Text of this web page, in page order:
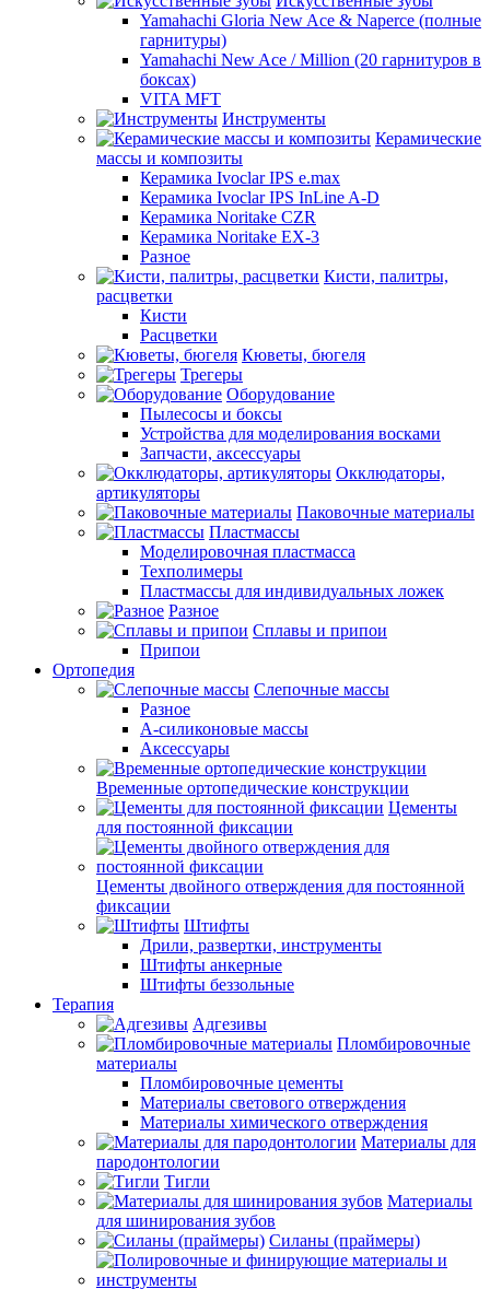
Yamahachi Gloria New Ace & Naperce (полные
гарнитуры)
Yamahachi New Ace / Million (20 гарнитуров в
боксах)
VITA MFT
Инструменты
Керамические
массы и композиты
Керамика Ivoclar IPS e.max
Керамика Ivoclar IPS InLine A-D
Керамика Noritake CZR
Керамика Noritake EX-3
Разное
Кисти, палитры,
расцветки
Кисти
Расцветки
Кюветы, бюгеля
Трегеры
Оборудование
Пылесосы и боксы
Устройства для моделирования восками
Запчасти, аксессуары
Окклюдаторы,
артикуляторы
Паковочные материалы
Пластмассы
Моделировочная пластмасса
Техполимеры
Пластмассы для индивидуальных ложек
Разное
Сплавы и припои
Припои
Ортопедия
Слепочные массы
Разное
А-силиконовые массы
Аксессуары
Временные ортопедические конструкции
Цементы
для постоянной фиксации
Цементы двойного отверждения для постоянной
фиксации
Штифты
Дрили, развертки, инструменты
Штифты анкерные
Штифты беззольные
Терапия
Адгезивы
Пломбировочные
материалы
Пломбировочные цементы
Материалы светового отверждения
Материалы химического отверждения
Материалы для
пародонтологии
Тигли
Материалы
для шинирования зубов
Силаны (праймеры)